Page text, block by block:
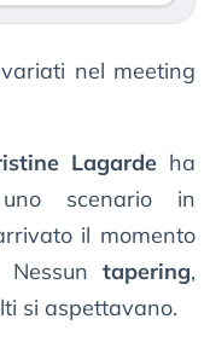
nel meeting
Lagarde ha
scenario in
il momento
tapering,
si aspettavano.